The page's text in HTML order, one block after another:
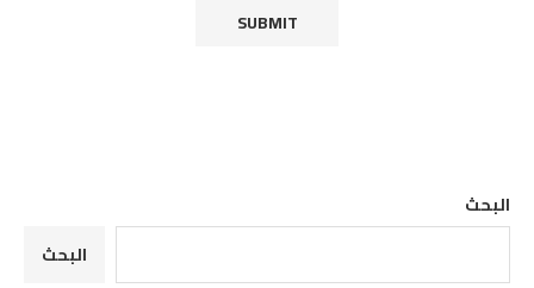
البحث
البحث